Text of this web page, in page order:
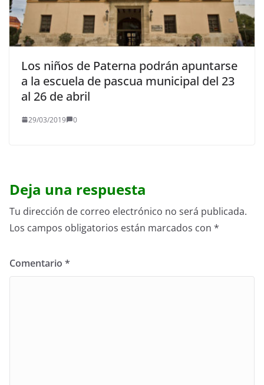
Los niños de Paterna podrán apuntarse
a la escuela de pascua municipal del 23
al 26 de abril
29/03/2019 0
Deja una respuesta
Tu dirección de correo electrónico no será publicada.
Los campos obligatorios están marcados con *
Comentario *